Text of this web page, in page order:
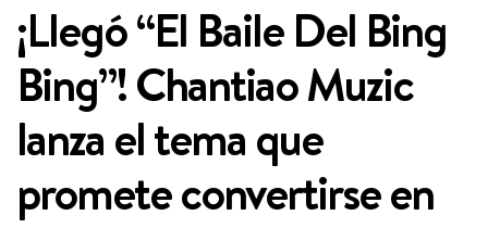
¡Llegó “El Baile Del Bing
Bing”! Chantiao Muzic
lanza el tema que
promete convertirse en